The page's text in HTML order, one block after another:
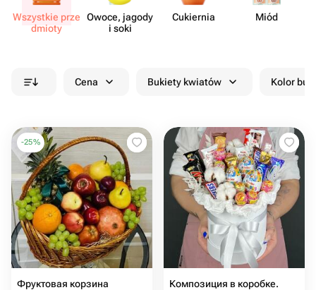
Wszystkie prze​
dmioty
Owoce, jagody
i soki
Cukiernia Miód
Cena Bukiety kwiatów Kolor
-25%
Фруктовая корзина
Композиция в коробке.